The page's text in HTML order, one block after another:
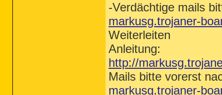
-Verdächtige mails
markusg.trojaner-
Weiterleiten
Anleitung:
http://
Mails bitte vorerst
markusg.trojaner-